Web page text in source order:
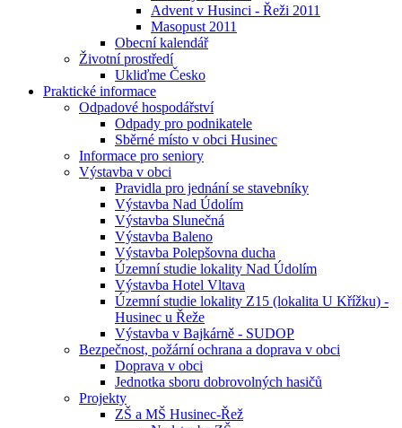
Advent v Husinci - Řeži 2011
Masopust 2011
Obecní kalendář
Životní prostředí
Ukliďme Česko
Praktické informace
Odpadové hospodářství
Odpady pro podnikatele
Sběrné místo v obci Husinec
Informace pro seniory
Výstavba v obci
Pravidla pro jednání se stavebníky
Výstavba Nad Údolím
Výstavba Slunečná
Výstavba Baleno
Výstavba Polepšovna ducha
Územní studie lokality Nad Údolím
Výstavba Hotel Vltava
Územní studie lokality Z15 (lokalita U Křížku) -
Husinec u Řeže
Výstavba v Bajkárně - SUDOP
Bezpečnost, požární ochrana a doprava v obci
Doprava v obci
Jednotka sboru dobrovolných hasičů
Projekty
ZŠ a MŠ Husinec-Řež